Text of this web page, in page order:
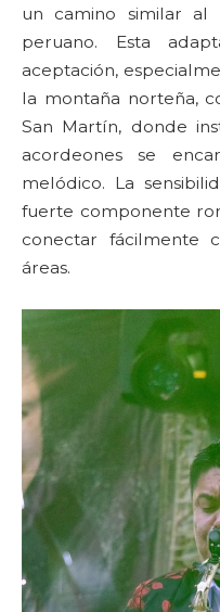
un camino similar
peruano. Esta
aceptación,
la montaña norteña,
San Martín, donde
acordeones se
melódico. La
fuerte componente
conectar fácilmente
áreas.